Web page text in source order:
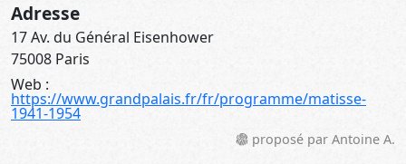
Adresse
17 Av. du Général Eisenhower
75008 Paris
Web :
https://www.grandpalais.fr/fr/programme/matisse-
1941-1954
proposé par Antoine A.